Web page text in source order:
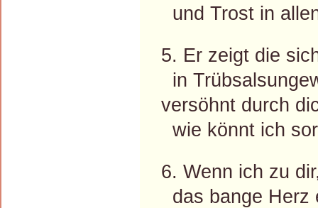
und Trost in
5. Er zeigt die
in
versöhnt durch
wie könnt ich
6. Wenn ich zu
das bange Herz